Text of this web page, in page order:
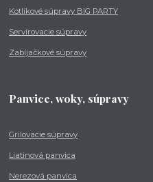
Kotlíkové súpravy BIG PARTY
Servírovacie súpravy
Zabíjačkové súpravy
Panvice, woky, súpravy
Grilovacie súpravy
Liatinová panvica
Nerezová panvica